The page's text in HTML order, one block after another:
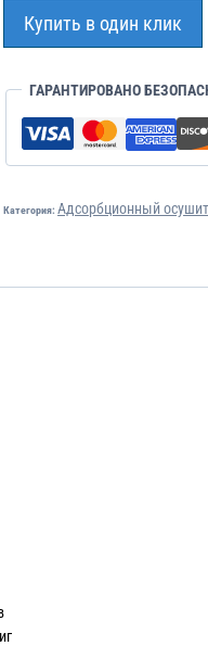
Купить в один клик
ГАРАНТИРОВАНО
Категория:Адсорбционный